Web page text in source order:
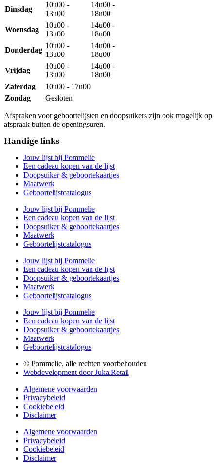
Dinsdag
10u00 -
13u00
14u00 -
18u00
Woensdag
10u00 -
13u00
14u00 -
18u00
Donderdag
10u00 -
13u00
14u00 -
18u00
Vrijdag
10u00 -
13u00
14u00 -
18u00
Zaterdag
10u00 - 17u00
Zondag
Gesloten
Afspraken voor geboortelijsten en doopsuikers zijn ook mogelijk op
afspraak buiten de openingsuren.
Handige links
Jouw lijst bij Pommelie
Een cadeau kopen van de lijst
Doopsuiker & geboortekaartjes
Maatwerk
Geboortelijstcatalogus
Jouw lijst bij Pommelie
Een cadeau kopen van de lijst
Doopsuiker & geboortekaartjes
Maatwerk
Geboortelijstcatalogus
Jouw lijst bij Pommelie
Een cadeau kopen van de lijst
Doopsuiker & geboortekaartjes
Maatwerk
Geboortelijstcatalogus
Jouw lijst bij Pommelie
Een cadeau kopen van de lijst
Doopsuiker & geboortekaartjes
Maatwerk
Geboortelijstcatalogus
© Pommelie, alle rechten voorbehouden
Webdevelopment door Juka.Retail
Algemene voorwaarden
Privacybeleid
Cookiebeleid
Disclaimer
Algemene voorwaarden
Privacybeleid
Cookiebeleid
Disclaimer